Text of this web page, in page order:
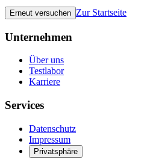
Erneut versuchen Zur Startseite
Unternehmen
Über uns
Testlabor
Karriere
Services
Datenschutz
Impressum
Privatsphäre